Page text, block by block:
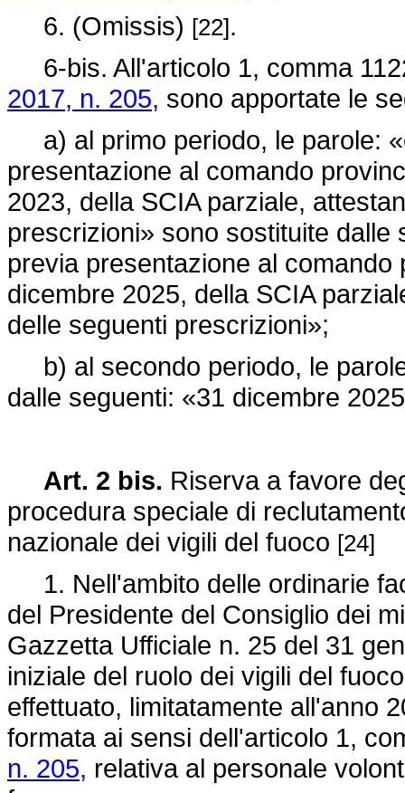
6. (Omissis) [22].
6-bis. All'articolo 1, comma
2017, n. 205, sono apportate le
a) al primo periodo, le parole:
presentazione al comando
2023, della SCIA parziale,
prescrizioni» sono sostituite
previa presentazione al
dicembre 2025, della SCIA
delle seguenti prescrizioni»;
b) al secondo periodo, le
dalle seguenti: «31 dicembre
Art. 2 bis. Riserva a favore
procedura speciale di
nazionale dei vigili del fuoco [24]
1. Nell'ambito delle ordinarie
del Presidente del Consiglio dei
Gazzetta Ufficiale n. 25 del 31
iniziale del ruolo dei vigili del
effettuato, limitatamente all'anno
formata ai sensi dell'articolo 1,
n. 205, relativa al personale